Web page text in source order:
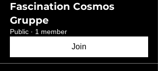
Fascination Cosmos
Gruppe
Public · 1 member
Join